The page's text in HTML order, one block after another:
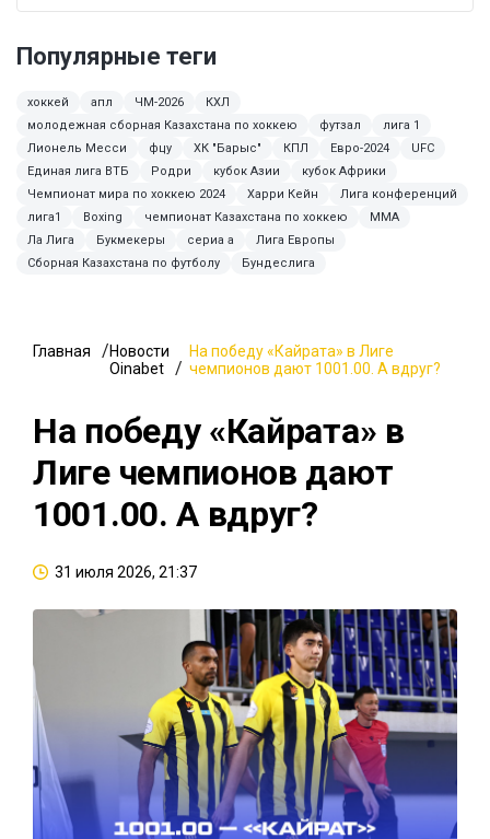
Популярные теги
хоккей апл ЧМ-2026
КХЛ
молодежная сборная Казахстана по хоккею
футзал
лига 1
Лионель Месси
фцу ХК "Барыс" КПЛ Евро-2024
UFC
Единая лига ВТБ
Родри кубок Азии
кубок Африки
Чемпионат мира по хоккею 2024
Харри Кейн
Лига конференций
лига1
Boxing чемпионат Казахстана по хоккею
MMA
Ла Лига
Букмекеры сериа а
Лига Европы
Сборная Казахстана по футболу
Бундеслига
Главная
Новости
Oinabet
На победу «Кайрата» в Лиге
чемпионов дают 1001.00. А вдруг?
На победу «Кайрата» в
Лиге чемпионов дают
1001.00. А вдруг?
31 июля 2026, 21:37